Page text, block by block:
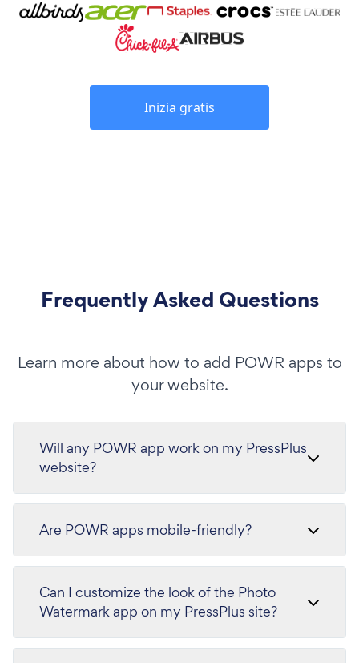
Inizia gratis
Frequently Asked Questions
Learn more about how to add POWR apps to
your website.
Will any POWR app work on my PressPlus
website?
Are POWR apps mobile-friendly?
Can I customize the look of the Photo
Watermark app on my PressPlus site?